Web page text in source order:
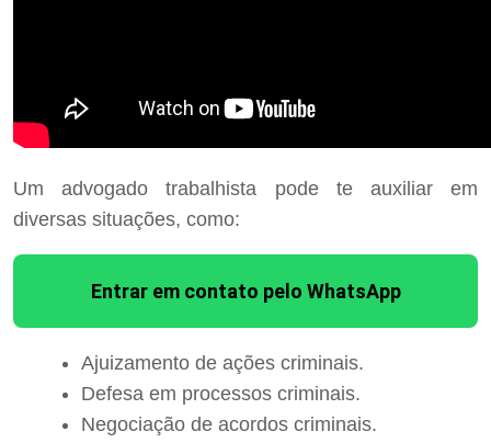
Um advogado trabalhista pode te auxiliar em
diversas situações, como:
Entrar em contato pelo WhatsApp
Ajuizamento de ações criminais.
Defesa em processos criminais.
Negociação de acordos criminais.